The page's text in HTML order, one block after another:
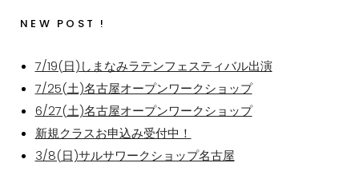
NEW POST !
7/19(日)しまなみラテンフェスティバル出演
7/25(土)名古屋オープンワークショップ
6/27(土)名古屋オープンワークショップ
新規クラスお申込み受付中！
3/8(日)サルサワークショップ名古屋